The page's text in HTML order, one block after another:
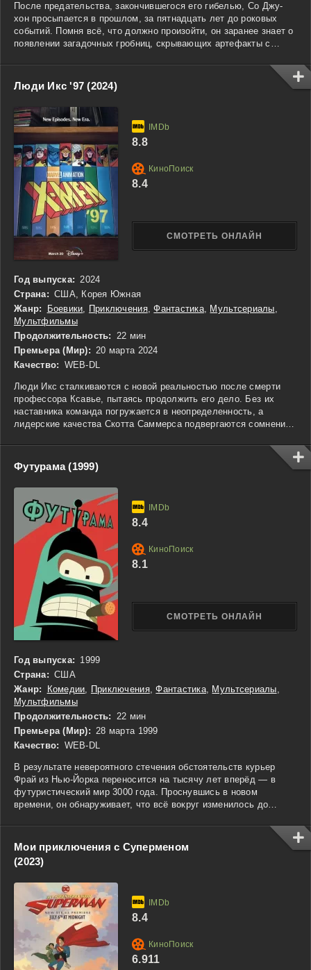
После предательства, закончившегося его гибелью, Со Джу-
хон просыпается в прошлом, за пятнадцать лет до роковых
событий. Помня всё, что должно произойти, он заранее знает о
появлении загадочных гробниц, скрывающих артефакты с
преимуществом, герой начинает собственную игру, стремясь
заполучить древние реликвии раньше остальных.
Одновременно Со Джу-хон готовит возмездие тем, кто
однажды лишил его жизни, намереваясь стать величайшим
Королём расхитителей гробниц.
Люди Икс '97 (2024)
Год выпуска: 2024
Страна: США, Корея Южная
Жанр:
Боевики Приключения,Фантастика, Мультсериалы
Мультфильмы
Продолжительность:
22 мин
Премьера (Мир): 20 марта 2024
Качество: WEB-DL
Люди Икс сталкиваются с новой реальностью после смерти
профессора Ксавье, пытаясь продолжить его дело. Без их
наставника команда погружается в неопределенность, а
лидерские качества Скотта Саммерса подвергаются сомнению,
ожидая ребенка, решает, что возможно стоит покинуть команду,
чтобы создать спокойную атмосферу для малыша, в то время
как остальным членам Людей Икс предстоит искать свое место
в мире. Несмотря на повышение популярности мутантов среди
людей, не все готовы принять их как равных, а последствия их
борьбы только усугубляют конфликты. Люди Икс продолжают
бороться за свою свободу, но противостоять вражде им
предстоит не только с внешними силами, но и с собственными
сомнениями.
СМОТРЕТЬ ОНЛАЙН
8.8
8.4
Футурама (1999)
Год выпуска: 1999
Страна: США
Жанр:
Комедии Приключения,Фантастика, Мультсериалы
Мультфильмы
Продолжительность:
22 мин
Премьера (Мир): 28 марта 1999
Качество: WEB-DL
В результате невероятного стечения обстоятельств курьер
Фрай из Нью-Йорка переносится на тысячу лет вперёд — в
футуристический мир 3000 года. Проснувшись в новом
времени, он обнаруживает, что всё вокруг изменилось до
делом, роботы живут бок о бок с людьми, а разумные
инопланетяне давно освоились на Земле. В этом хаосе ему
удаётся обрести неожиданных союзников. Его верные спутники
— циничный робот Бендер, для которого сарказм и жадность
капитан корабля с загадочным прошлым. Вместе эта троица
оказывается втянута в удивительные приключения, где их ждут
опасности, смешные ситуации и попытки разгадать тайны
далёкого будущего. Фрайу предстоит не только привыкнуть к
новой реальности, но и понять своё место в мире, который
удивляет на каждом шагу.
СМОТРЕТЬ ОНЛАЙН
8.4
8.1
Мои приключения с Суперменом
(2023)
8.4
6.911